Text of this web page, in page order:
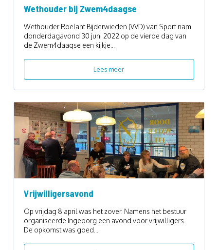
Wethouder bij Zwem4daagse
Wethouder Roelant Bijderwieden (VVD) van Sport nam
donderdagavond 30 juni 2022 op de vierde dag van
de Zwem4daagse een kijkje...
Lees meer
Vrijwilligersavond
Op vrijdag 8 april was het zover. Namens het bestuur
organiseerde Ingeborg een avond voor vrijwilligers.
De opkomst was goed...